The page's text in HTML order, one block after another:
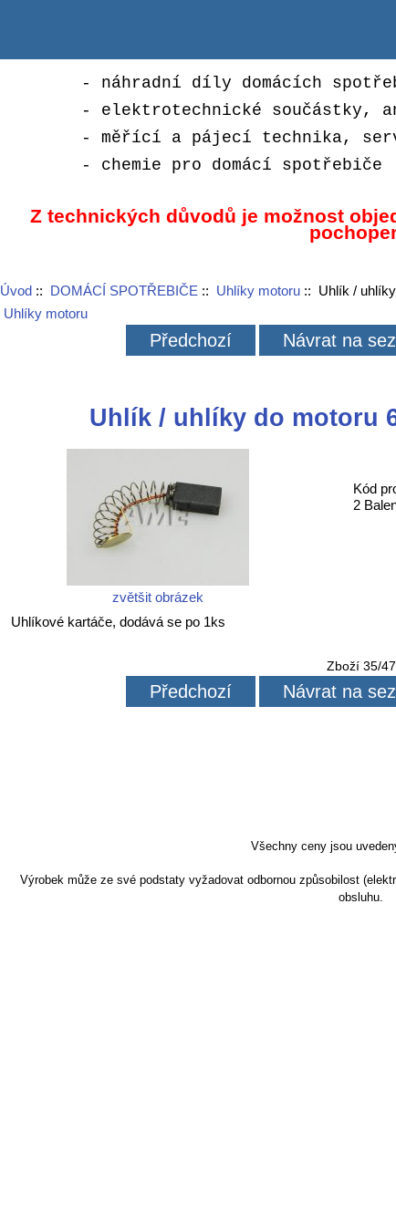
- náhradní díly domácích
- elektrotechnické součástky,
- měřící a pájecí technika,
- chemie pro domácí spotřebiče
Z technických důvodů je možnost
Úvod:: DOMÁCÍ SPOTŘEBIČE :: Uhlíky motoru:: Uhlík / uhlíky
Uhlíky motoru
Předchozí Návrat na
Uhlík / uhlíky do motoru
zvětšit obrázek
Kód
2
Uhlíkové kartáče, dodává se po 1ks
Zboží 35/47
Předchozí Návrat na
Všechny ceny jsou
Výrobek může ze své podstaty vyžadovat odbornou způsobilost
obsluhu.